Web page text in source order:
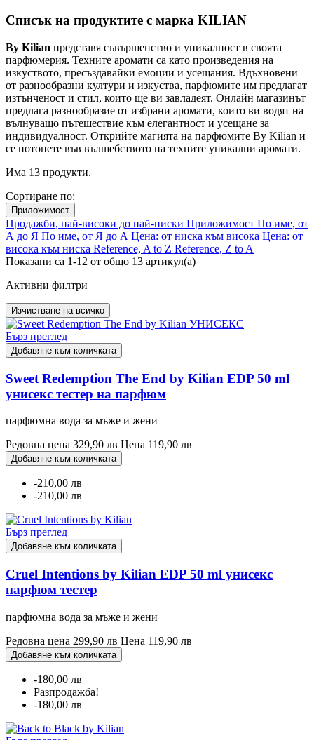
Списък на продуктите с марка KILIAN
By Kilian представя съвършенство и уникалност в своята
парфюмерия. Техните аромати са като произведения на
изкуството, пресъздавайки емоции и усещания. Вдъхновени
от разнообразни култури и изкуства, парфюмите им предлагат
изтънченост и стил, които ще ви завладеят. Онлайн магазинът
предлага разнообразие от избрани аромати, които ви водят на
вълнуващо пътешествие към елегантност и усещане за
индивидуалност. Открийте магията на парфюмите By Kilian и
се потопете във вълшебството на техните уникални аромати.
Има 13 продукти.
Сортиране по:
Приложимост
Продажби, най-високи до най-ниски Приложимост По име, от
А до Я По име, от Я до А Цена: от ниска към висока Цена: от
висока към ниска Reference, A to Z Reference, Z to A
Показани са 1-12 от общо 13 артикул(а)
Активни филтри
Изчистване на всичко
Бърз преглед
Добавяне към количката
Sweet Redemption The End by Kilian EDP 50 ml
унисекс тестер на парфюм
парфюмна вода за мъже и жени
Редовна цена 329,90 лв Цена 119,90 лв
Добавяне към количката
-210,00 лв
-210,00 лв
Бърз преглед
Добавяне към количката
Cruel Intentions by Kilian EDP 50 ml унисекс
парфюм тестер
парфюмна вода за мъже и жени
Редовна цена 299,90 лв Цена 119,90 лв
Добавяне към количката
-180,00 лв
Разпродажба!
-180,00 лв